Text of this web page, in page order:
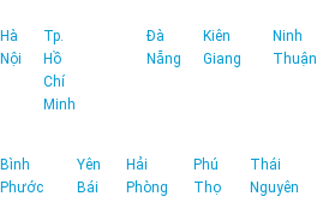
Hà
Nội
Tp.
Hồ
Chí
Minh
Đà
Nẵng
Kiên
Giang
Ninh
Thuận
Bình
Phước
Yên
Bái
Hải
Phòng
Phú
Thọ
Thái
Nguyên